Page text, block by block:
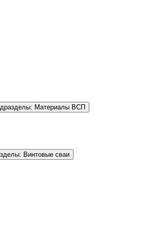
Материалы ВСП
Винтовые сваи